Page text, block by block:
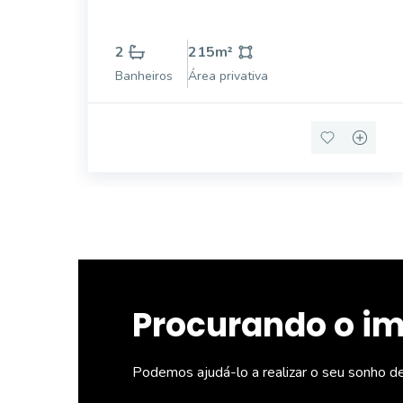
2
Banheiros
215m²
Área privativa
Procurando o
Podemos ajudá-lo a realizar o seu sonho